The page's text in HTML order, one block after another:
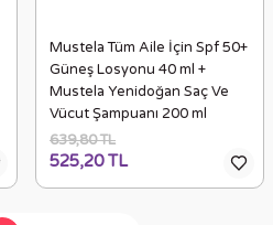
Mustela Tüm Aile İçin Spf 50+
Güneş Losyonu 40 ml +
Mustela Yenidoğan Saç Ve
Vücut Şampuanı 200 ml
639,80 TL
525,20 TL